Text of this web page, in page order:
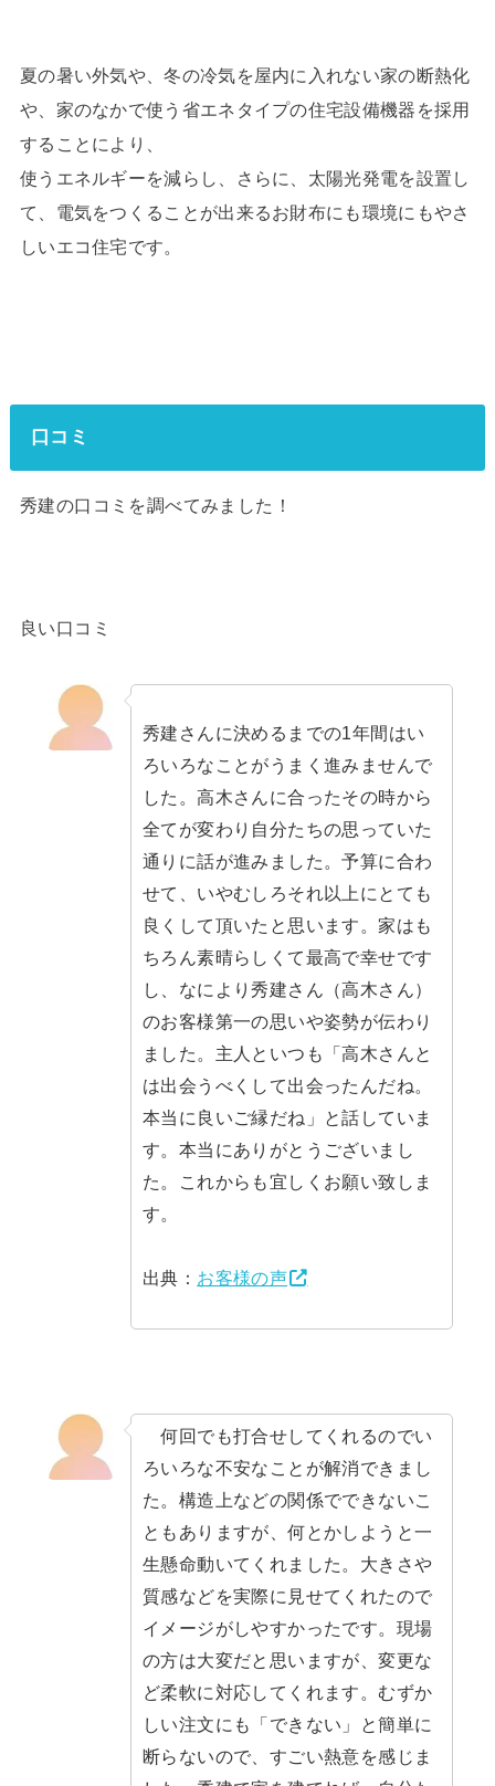
夏の暑い外気や、冬の冷気を屋内に入れない家の断熱化
や、家のなかで使う省エネタイプの住宅設備機器を採用
することにより、
使うエネルギーを減らし、さらに、太陽光発電を設置し
て、電気をつくることが出来るお財布にも環境にもやさ
しいエコ住宅です。
口コミ
秀建の口コミを調べてみました！
良い口コミ
秀建さんに決めるまでの1年間はい
ろいろなことがうまく進みませんで
した。高木さんに合ったその時から
全てが変わり自分たちの思っていた
通りに話が進みました。予算に合わ
せて、いやむしろそれ以上にとても
良くして頂いたと思います。家はも
ちろん素晴らしくて最高で幸せです
し、なにより秀建さん（高木さん）
のお客様第一の思いや姿勢が伝わり
ました。主人といつも「高木さんと
は出会うべくして出会ったんだね。
本当に良いご縁だね」と話していま
す。本当にありがとうございまし
た。これからも宜しくお願い致しま
す。
出典： お客様の声
何回でも打合せしてくれるのでい
ろいろな不安なことが解消できまし
た。構造上などの関係でできないこ
ともありますが、何とかしようと一
生懸命動いてくれました。大きさや
質感などを実際に見せてくれたので
イメージがしやすかったです。現場
の方は大変だと思いますが、変更な
ど柔軟に対応してくれます。むずか
しい注文にも「できない」と簡単に
断らないので、すごい熱意を感じま